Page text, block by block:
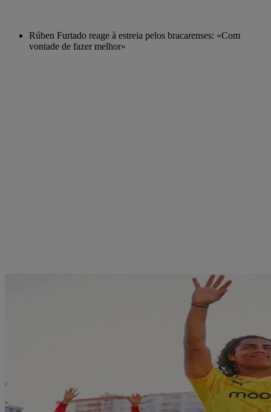
Rúben Furtado reage à estreia pelos bracarenses: «Com
vontade de fazer melhor»